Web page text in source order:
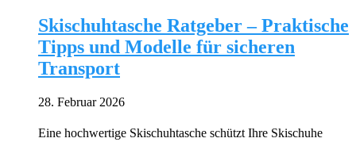
Skischuhtasche Ratgeber – Praktische
Tipps und Modelle für sicheren
Transport
28. Februar 2026
Eine hochwertige Skischuhtasche schützt Ihre Skischuhe